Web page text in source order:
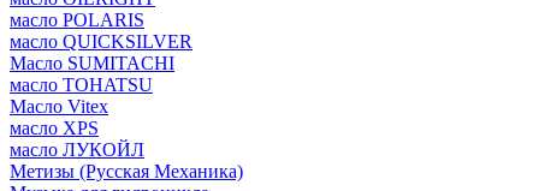
масло POLARIS
масло QUICKSILVER
Масло SUMITACHI
масло TOHATSU
Масло Vitex
масло XPS
масло ЛУКОЙЛ
Метизы (Русская Механика)